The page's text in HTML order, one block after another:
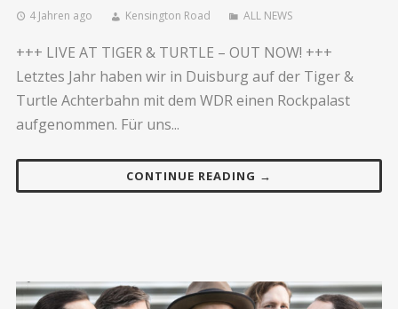
4 Jahren ago Kensington Road ALL NEWS
+++ LIVE AT TIGER & TURTLE – OUT NOW! +++
Letztes Jahr haben wir in Duisburg auf der Tiger &
Turtle Achterbahn mit dem WDR einen Rockpalast
aufgenommen. Für uns...
CONTINUE READING →